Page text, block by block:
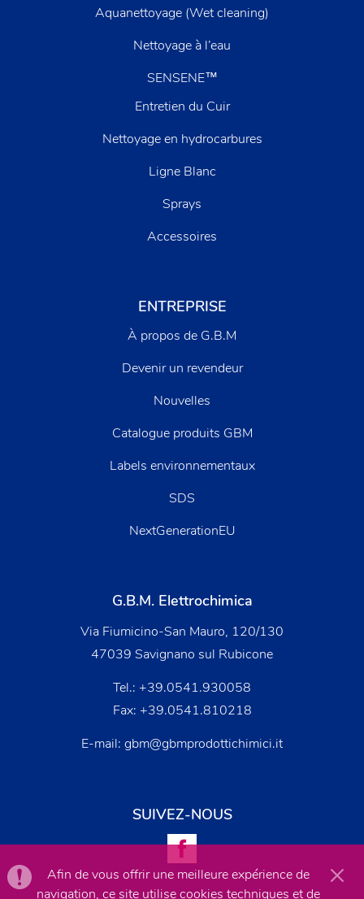
Aquanettoyage (Wet cleaning)
Nettoyage à l’eau
SENSENE™
Entretien du Cuir
Nettoyage en hydrocarbures
Ligne Blanc
Sprays
Accessoires
ENTREPRISE
À propos de G.B.M
Devenir un revendeur
Nouvelles
Catalogue produits GBM
Labels environnementaux
SDS
NextGenerationEU
G.B.M. Elettrochimica
Via Fiumicino-San Mauro, 120/130
47039 Savignano sul Rubicone
Tel.: +39.0541.930058
Fax: +39.0541.810218
E-mail: gbm@gbmprodottichimici.it
SUIVEZ-NOUS
Afin de vous offrir une meilleure expérience de
navigation, ce site utilise cookies techniques et de